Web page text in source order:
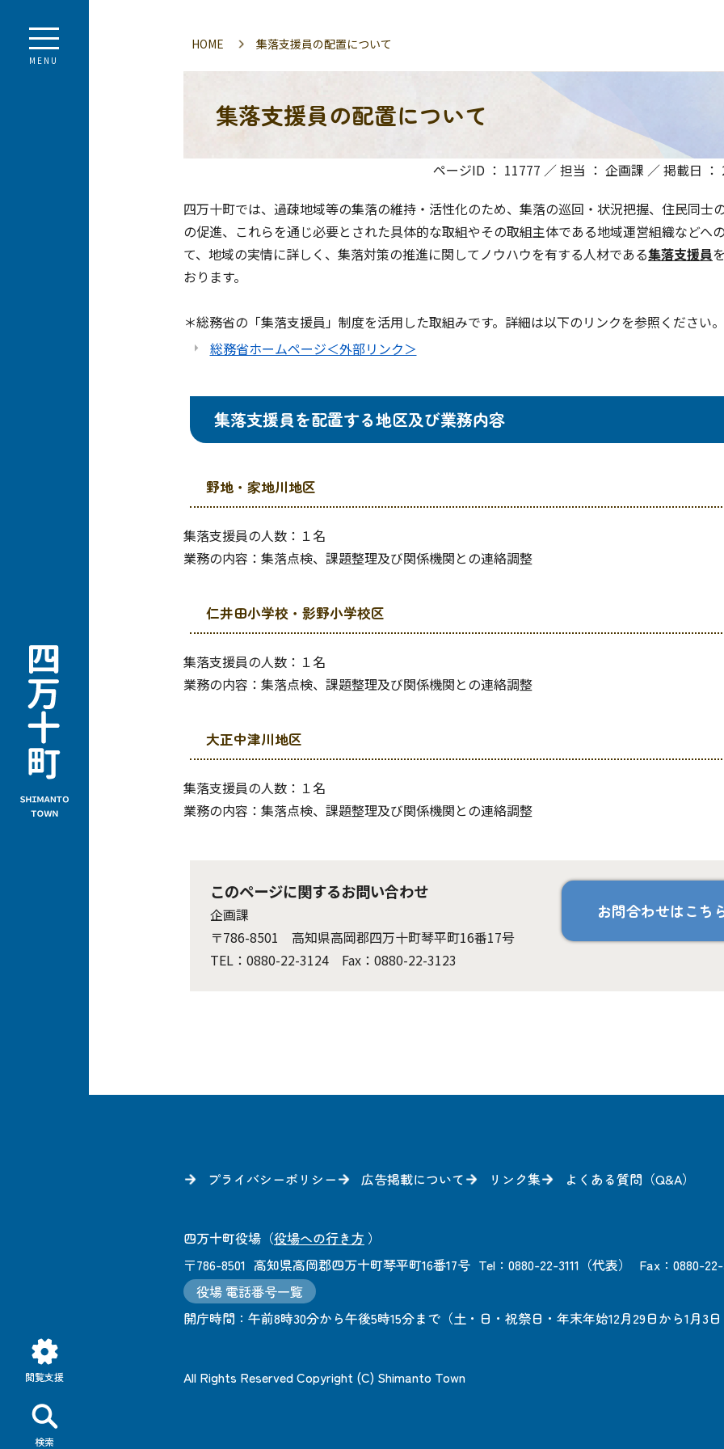
MENU
閲覧支援
検索
HOME 集落支援員の配置について
集落支援員の配置について
ページID ： 11777 ／ 担当 ： 企画課 ／ 掲載日
四万十町では、過疎地域等の集落の維持・活性化のため、集落の巡回・状況把握、住民同士
の促進、これらを通じ必要とされた具体的な取組やその取組主体である地域運営組織などへ
て、地域の実情に詳しく、集落対策の推進に関してノウハウを有する人材である集落支援員
おります。
＊総務省の「集落支援員」制度を活用した取組みです。詳細は以下のリンクを参照ください。
総務省ホームページ＜外部リンク＞
集落支援員を配置する地区及び業務内容
野地・家地川地区
集落支援員の人数：１名
業務の内容：集落点検、課題整理及び関係機関との連絡調整
仁井田小学校・影野小学校区
集落支援員の人数：１名
業務の内容：集落点検、課題整理及び関係機関との連絡調整
大正中津川地区
集落支援員の人数：１名
業務の内容：集落点検、課題整理及び関係機関との連絡調整
このページに関するお問い合わせ
企画課
〒786-8501 高知県高岡郡四万十町琴平町16番17号
TEL：0880-22-3124 Fax：0880-22-3123
お問合わせはこち
プライバシーポリシー 広告掲載について リンク集 よくある質問（Q&A）
四万十町役場 （役場への行き方 ）
〒786-8501 高知県高岡郡四万十町琴平町16番17号 Tel：0880-22-3111（代表）
Fax：0880-
役場 電話番号一覧
開庁時間： 午前8時30分から午後5時15分まで （土・日・祝祭日・年末年始12月29日から1月3
All Rights Reserved Copyright (C) Shimanto Town